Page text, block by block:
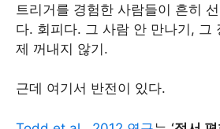
트리거를 경험한 사람들이 흔히
다. 회피다. 그 사람 안 만나기, 그
제 꺼내지 않기.
근데 여기서 반전이 있다.